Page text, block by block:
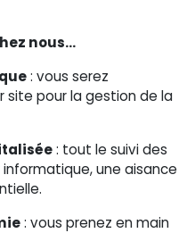
nous…
: vous serez
site pour la gestion de la
: tout le suivi des
une aisance
: vous prenez en main